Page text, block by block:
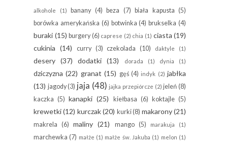
alkohole (1) banany (4) beza (7) biała kapusta (5)
borówka amerykańska (6) botwinka (4) brukselka (4)
buraki (15) burgery(6) caprese (2) chia (1) ciasta (19)
cukinia (14) curry (3) czekolada (10) daktyle (1)
desery (37) dodatki (13) dorada (1) dynia (1)
dziczyzna (22) granat (15) gęś (4) indyk (2) jabłka
(13) jagody(3) jaja (48) jajka przepiórcze (2) jeleń (8)
kaczka (5) kanapki (25) kiełbasa (6) koktajle (5)
krewetki (12) kurczak (20) kurki(8) makarony (21)
makrela (6) maliny (21) mango (5) marakuja (1)
marchewka (7) małże (1) małże św. Jakuba (1) melon (1)